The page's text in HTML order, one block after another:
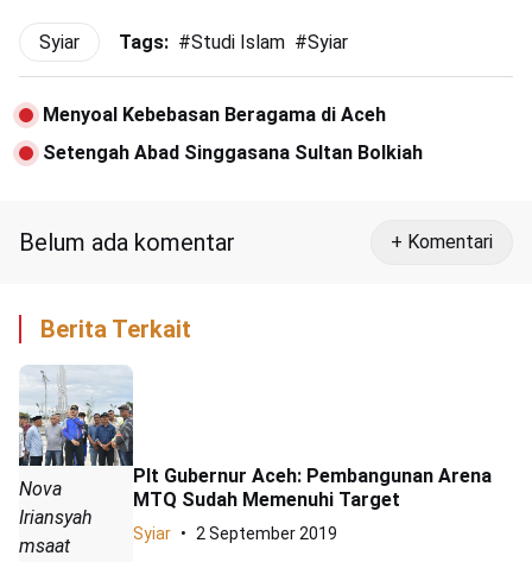
Syiar Tags: #Studi Islam #Syiar
Menyoal Kebebasan Beragama di Aceh
Setengah Abad Singgasana Sultan Bolkiah
Belum ada komentar + Komentari
Berita Terkait
Nova
Iriansyah
msaat
Plt Gubernur Aceh: Pembangunan Arena
MTQ Sudah Memenuhi Target
Syiar 2 September 2019